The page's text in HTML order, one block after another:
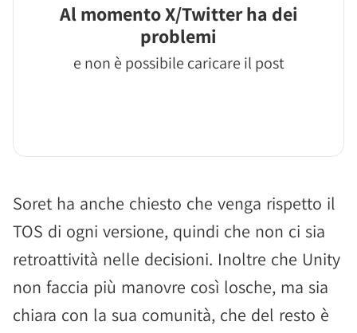
Al momento X/Twitter ha dei
problemi
e non è possibile caricare il post
Soret ha anche chiesto che venga rispetto il
TOS di ogni versione, quindi che non ci sia
retroattività nelle decisioni. Inoltre che Unity
non faccia più manovre così losche, ma sia
chiara con la sua comunità, che del resto è